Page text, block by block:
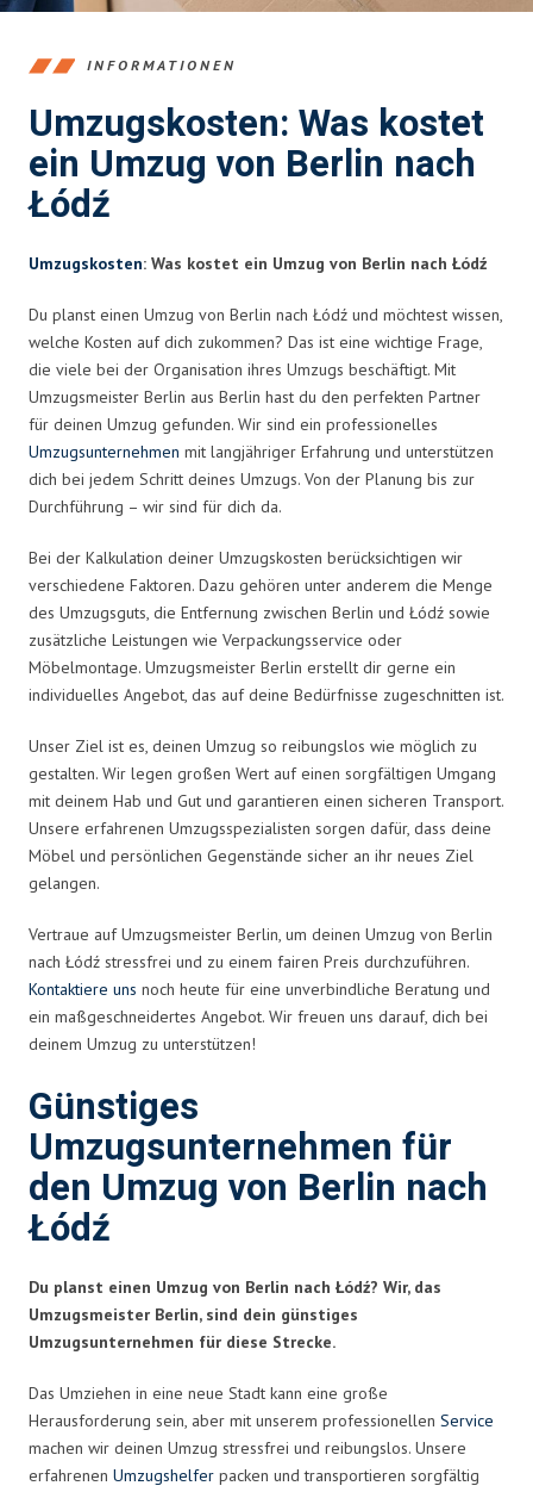
INFORMATIONEN
Umzugskosten: Was kostet
ein Umzug von Berlin nach
Łódź
Umzugskosten: Was kostet ein Umzug von Berlin nach Łódź
Du planst einen Umzug von Berlin nach Łódź und möchtest wissen,
welche Kosten auf dich zukommen? Das ist eine wichtige Frage,
die viele bei der Organisation ihres Umzugs beschäftigt. Mit
Umzugsmeister Berlin aus Berlin hast du den perfekten Partner
für deinen Umzug gefunden. Wir sind ein professionelles
Umzugsunternehmen mit langjähriger Erfahrung und unterstützen
dich bei jedem Schritt deines Umzugs. Von der Planung bis zur
Durchführung – wir sind für dich da.
Bei der Kalkulation deiner Umzugskosten berücksichtigen wir
verschiedene Faktoren. Dazu gehören unter anderem die Menge
des Umzugsguts, die Entfernung zwischen Berlin und Łódź sowie
zusätzliche Leistungen wie Verpackungsservice oder
Möbelmontage. Umzugsmeister Berlin erstellt dir gerne ein
individuelles Angebot, das auf deine Bedürfnisse zugeschnitten ist.
Unser Ziel ist es, deinen Umzug so reibungslos wie möglich zu
gestalten. Wir legen großen Wert auf einen sorgfältigen Umgang
mit deinem Hab und Gut und garantieren einen sicheren Transport.
Unsere erfahrenen Umzugsspezialisten sorgen dafür, dass deine
Möbel und persönlichen Gegenstände sicher an ihr neues Ziel
gelangen.
Vertraue auf Umzugsmeister Berlin, um deinen Umzug von Berlin
nach Łódź stressfrei und zu einem fairen Preis durchzuführen.
Kontaktiere uns noch heute für eine unverbindliche Beratung und
ein maßgeschneidertes Angebot. Wir freuen uns darauf, dich bei
deinem Umzug zu unterstützen!
Günstiges
Umzugsunternehmen für
den Umzug von Berlin nach
Łódź
Du planst einen Umzug von Berlin nach Łódź? Wir, das
Umzugsmeister Berlin, sind dein günstiges
Umzugsunternehmen für diese Strecke.
Das Umziehen in eine neue Stadt kann eine große
Herausforderung sein, aber mit unserem professionellen Service
machen wir deinen Umzug stressfrei und reibungslos. Unsere
erfahrenen Umzugshelfer packen und transportieren sorgfältig